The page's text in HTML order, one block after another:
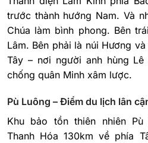
trước thành hướng Nam. Và
Chúa làm bình phong. Bên
Lâm. Bên phải là núi Hương
Tây – nơi người anh hùng
chống quân Minh xâm lược.
Pù Luông – Điểm du lịch lân
Khu bảo tồn thiên nhiên
Thanh Hóa 130km về phía